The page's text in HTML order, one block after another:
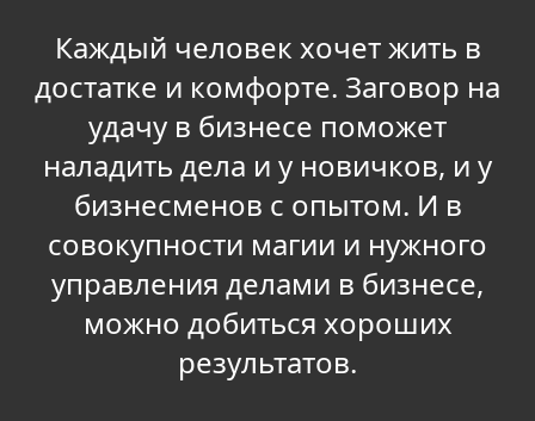
Каждый человек хочет жить в
достатке и комфорте. Заговор на
удачу в бизнесе поможет
наладить дела и у новичков, и у
бизнесменов с опытом. И в
совокупности магии и нужного
управления делами в бизнесе,
можно добиться хороших
результатов.